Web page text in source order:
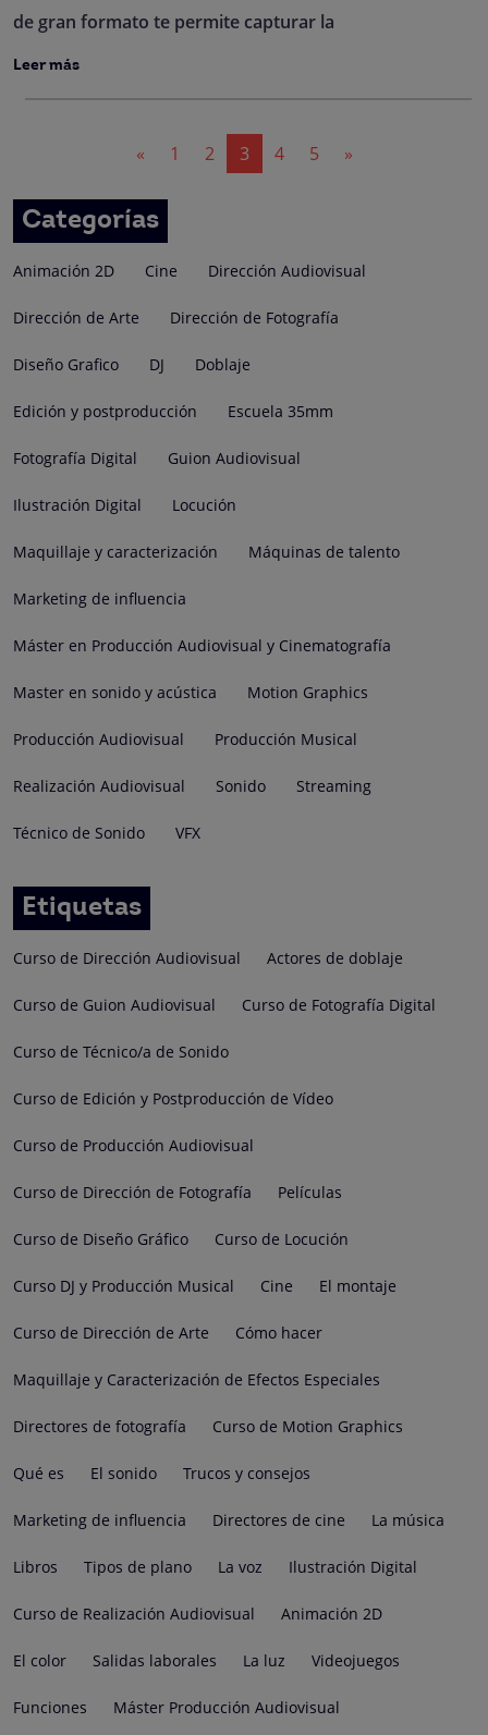
de gran formato te permite capturar la
Leer más
entradas
« 1 2 3 4 5 »
Categorías
Animación 2D Cine Dirección Audiovisual
Dirección de Arte Dirección de Fotografía
Diseño Grafico DJ Doblaje
Edición y postproducción Escuela 35mm
Fotografía Digital Guion Audiovisual
Ilustración Digital Locución
Maquillaje y caracterización Máquinas de talento
Marketing de influencia
Máster en Producción Audiovisual y Cinematografía
Master en sonido y acústica Motion Graphics
Producción Audiovisual Producción Musical
Realización Audiovisual Sonido Streaming
Técnico de Sonido VFX
Etiquetas
Curso de Dirección Audiovisual Actores de doblaje
Curso de Guion Audiovisual Curso de Fotografía Digital
Curso de Técnico/a de Sonido
Curso de Edición y Postproducción de Vídeo
Curso de Producción Audiovisual
Curso de Dirección de Fotografía Películas
Curso de Diseño Gráfico Curso de Locución
Curso DJ y Producción Musical Cine El montaje
Curso de Dirección de Arte Cómo hacer
Maquillaje y Caracterización de Efectos Especiales
Directores de fotografía Curso de Motion Graphics
Qué es El sonido Trucos y consejos
Marketing de influencia Directores de cine La música
Libros Tipos de plano La voz Ilustración Digital
Curso de Realización Audiovisual Animación 2D
El color Salidas laborales La luz Videojuegos
Funciones Máster Producción Audiovisual